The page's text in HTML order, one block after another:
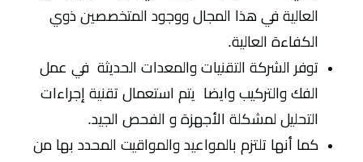
العالية في هذا المجال ووجود المتخصصين ذوي
الكفاءة العالية.
توفر الشركة التقنيات والمعدات الحديثة في عمل
الفك والتركيب وايضا يتم استعمال تقنية إجراءات
التحليل لمشكلة الأجهزة و الفحص الجيد.
كما أنها تلتزم بالمواعيد والمواقيت المحدد بها من